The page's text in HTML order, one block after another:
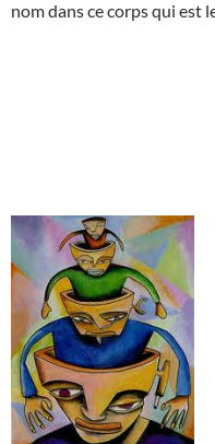
nom dans ce corps qui est